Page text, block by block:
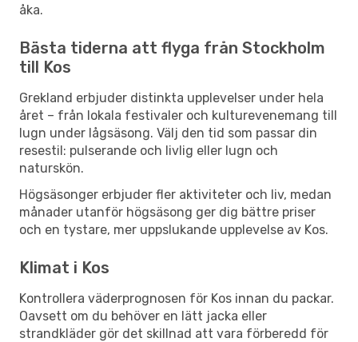
åka.
Bästa tiderna att flyga från Stockholm
till Kos
Grekland erbjuder distinkta upplevelser under hela
året – från lokala festivaler och kulturevenemang till
lugn under lågsäsong. Välj den tid som passar din
resestil: pulserande och livlig eller lugn och
naturskön.
Högsäsonger erbjuder fler aktiviteter och liv, medan
månader utanför högsäsong ger dig bättre priser
och en tystare, mer uppslukande upplevelse av Kos.
Klimat i Kos
Kontrollera väderprognosen för Kos innan du packar.
Oavsett om du behöver en lätt jacka eller
strandkläder gör det skillnad att vara förberedd för